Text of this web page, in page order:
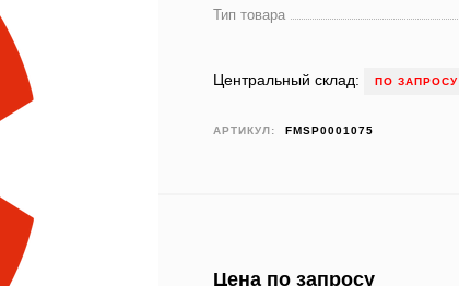
Тип товара
Центральный склад: ПО ЗАПРОСУ
АРТИКУЛ: FMSP0001075
Цена по запросу